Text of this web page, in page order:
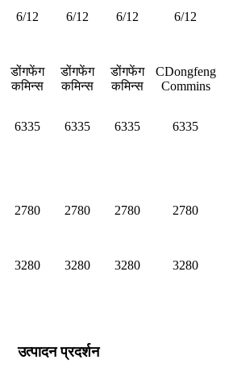
6/12 6/12 6/12 6/12
डोंगफेंग
कमिन्स
डोंगफेंग
कमिन्स
डोंगफेंग
कमिन्स
CDongfeng
Commins
6335 6335 6335 6335
2780 2780 2780 2780
3280 3280 3280 3280
उत्पादन प्रदर्शन